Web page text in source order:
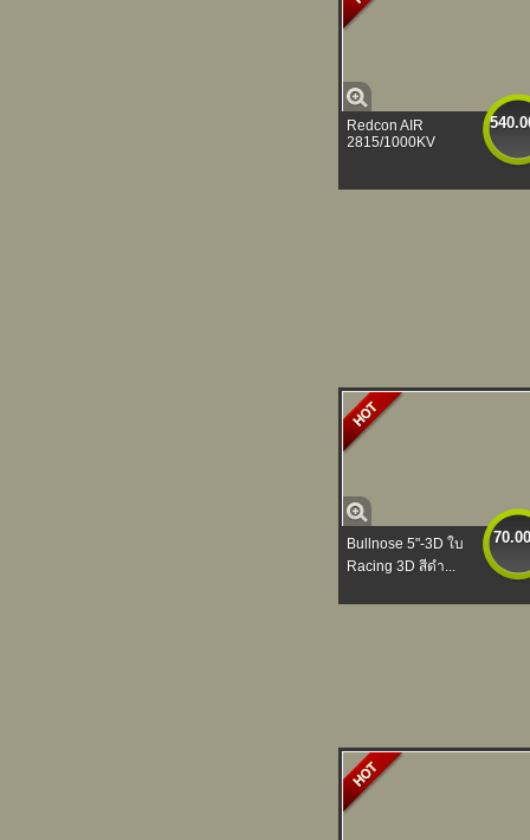
Redcon AIR
2815/1000KV
Bullnose 5"-3D ใบ
Racing 3D สีดำ...